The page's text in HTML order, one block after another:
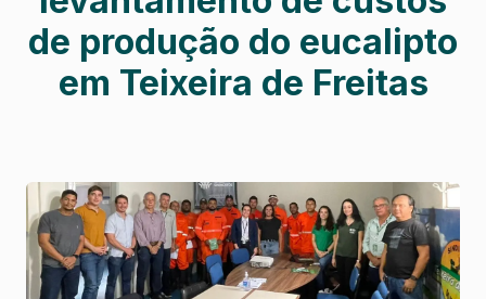
de produção do eucalipto
em Teixeira de Freitas